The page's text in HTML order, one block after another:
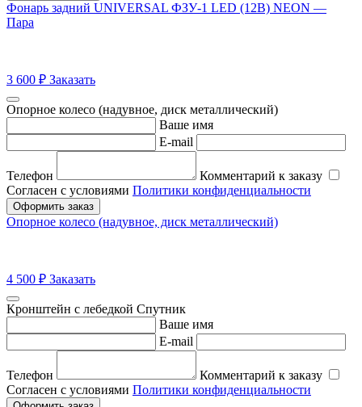
Фонарь задний UNIVERSAL ФЗУ-1 LED (12В) NEON —
Пара
3 600 ₽ Заказать
Опорное колесо (надувное, диск металлический)
Ваше имя
E-mail
Телефон
Комментарий к заказу
Согласен с условиями Политики конфиденциальности
Оформить заказ
Опорное колесо (надувное, диск металлический)
4 500 ₽ Заказать
Кронштейн с лебедкой Спутник
Ваше имя
E-mail
Телефон
Комментарий к заказу
Согласен с условиями Политики конфиденциальности